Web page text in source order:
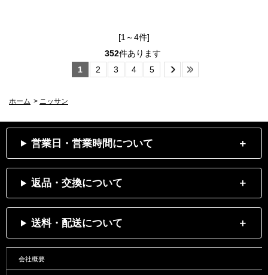
[1～4件]
352件あります
1
2 3 4 5
ホーム > ニッサン
営業日・営業時間について
返品・交換について
送料・配送について
会社概要